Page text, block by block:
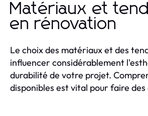
Matériaux et
en rénovation
Le choix des matériaux et des
influencer considérablement
durabilité de votre projet.
disponibles est vital pour faire des